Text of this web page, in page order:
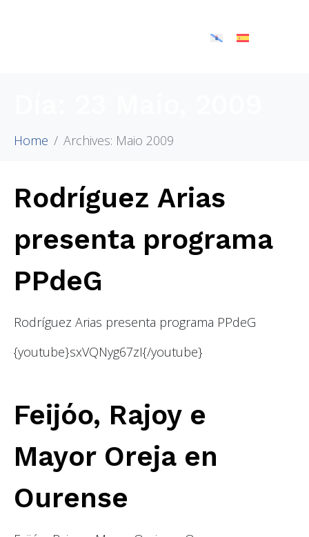
Home Archives: Maio 2009
Rodríguez Arias
presenta programa
PPdeG
Rodríguez Arias presenta programa PPdeG
{youtube}sxVQNyg67zI{/youtube}
Feijóo, Rajoy e
Mayor Oreja en
Ourense